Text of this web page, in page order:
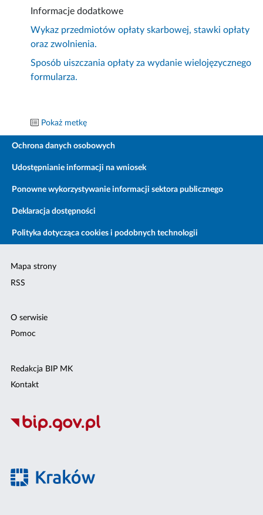
Informacje dodatkowe
Wykaz przedmiotów opłaty skarbowej, stawki opłaty
oraz zwolnienia.
Sposób uiszczania opłaty za wydanie wielojęzycznego
formularza.
Pokaż metkę
Ochrona danych osobowych
Udostępnianie informacji na wniosek
Ponowne wykorzystywanie informacji sektora publicznego
Deklaracja dostępności
Polityka dotycząca cookies i podobnych technologii
Mapa strony
RSS
O serwisie
Pomoc
Redakcja BIP MK
Kontakt